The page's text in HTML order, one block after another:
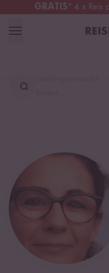
GRATIS* 4 x Reis
Deutschland